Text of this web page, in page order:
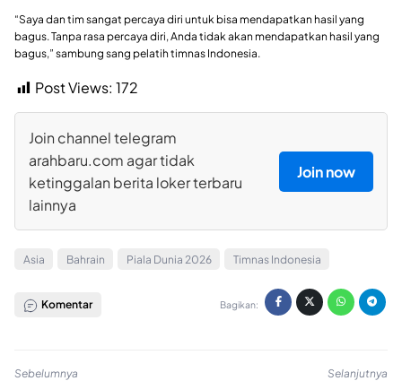
“Saya dan tim sangat percaya diri untuk bisa mendapatkan hasil yang
bagus. Tanpa rasa percaya diri, Anda tidak akan mendapatkan hasil yang
bagus,” sambung sang pelatih timnas Indonesia.
Post Views: 172
Join channel telegram
arahbaru.com agar tidak
ketinggalan berita loker terbaru
lainnya
Join now
Asia Bahrain Piala Dunia 2026 Timnas Indonesia
Komentar Bagikan:
Sebelumnya
Selanjutnya